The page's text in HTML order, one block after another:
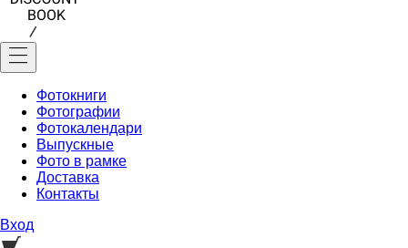
Фотокниги
Фотографии
Фотокалендари
Выпускные
Фото в рамке
Доставка
Контакты
Вход